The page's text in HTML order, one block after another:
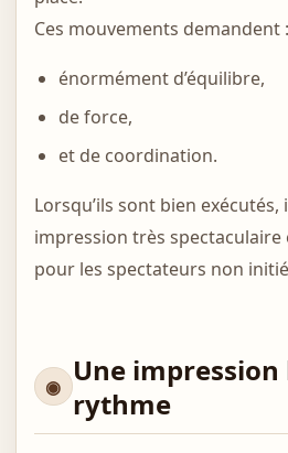
Ces mouvements demandent :
énormément d’équilibre,
de force,
et de coordination.
Lorsqu’ils sont bien
impression très
pour les spectateurs non
Une impression
rythme